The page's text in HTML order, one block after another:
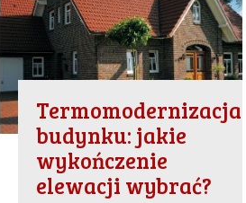
Termomodernizacja
budynku: jakie
wykończenie
elewacji wybrać?